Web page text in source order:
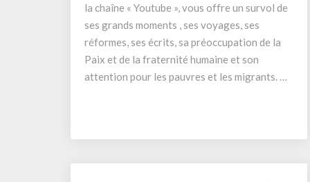
ans
la chaîne « Youtube », vous offre un survol de
ses grands moments , ses voyages, ses
réformes, ses écrits, sa préoccupation de la
Paix et de la fraternité humaine et son
attention pour les pauvres et les migrants. …